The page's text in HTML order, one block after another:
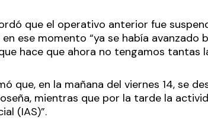
que el operativo anterior fue
ese momento “ya se había avanzado
hace que ahora no tengamos tantas
que, en la mañana del viernes 14, se
mientras que por la tarde la
(IAS)”.